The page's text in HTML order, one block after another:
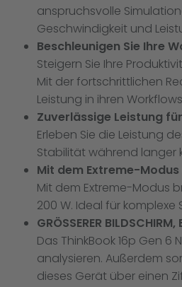
anspruchsvolle
Geschwindigkeit und
Beschleunigen Sie Ihre
Steigern Sie Ihre
Mit der fortschrittlichen
Leistung in ihren
Zuverlässige Leistung
Erleben Sie die Leistung
Stabilität während langer
Mit dem Extreme-
Mit dem Extreme-Modus
200 W. Ideal für
GRÖSSERER BILDSCHIRM,
Das ThinkBook 16p Gen
analysieren. Außerdem
dieses Gerät über einen